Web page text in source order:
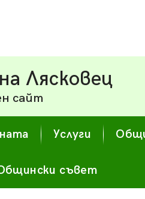
Лясковец
сайт
Услуги
съвет